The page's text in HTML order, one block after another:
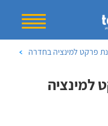
פרקט למינציה בחדרה
למינציה